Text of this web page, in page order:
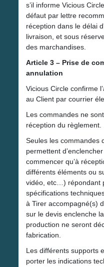
s’il informe Vicious
défaut par lettre
réception dans le délai
livraison, et sous
des marchandises.
Article 3 – Prise de
annulation
Vicious Circle confirme
au Client par courrier
Les commandes ne
réception du règlement.
Seules les commandes
permettent
commencer qu’à
différents éléments ou
vidéo, etc…) répondant
spécifications
à Tirer accompagné(s)
sur le devis enclenche
production ne seront
fabrication.
Les différents supports
porter les indications